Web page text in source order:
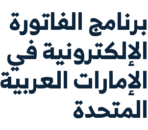
برنامج الفاتورة
الإلكترونية في
الإمارات العربية
المتحدة